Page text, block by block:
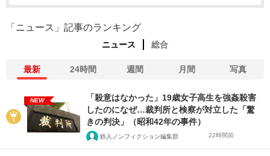
「ニュース」記事のランキング
ニュース 総合
最新 24時間 週間 月間 写真
NEW
「殺意はなかった」19歳女子高生を強姦殺害
したのになぜ…裁判所と検察が対立した「驚
きの判決」（昭和42年の事件）
鉄人ノンフィクション編集部 22時間前